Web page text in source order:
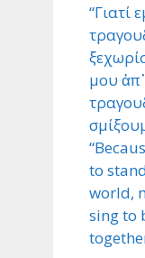
“Γιατί
μου
to
world,
sing to